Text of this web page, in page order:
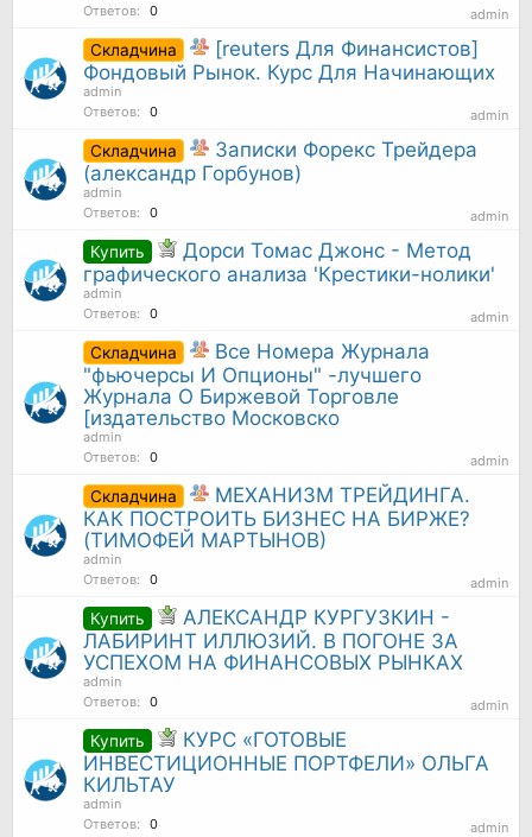
Ответов:
0 admin
Складчина
[reuters Для Финансистов]
Фондовый Рынок. Курс Для Начинающих
admin
Ответов:
0 admin
Складчина
Записки Форекс Трейдера
(александр Горбунов)
admin
Ответов:
0 admin
Купить
Дорси Томас Джонс - Метод
графического анализа 'Крестики-нолики'
admin
Ответов:
0 admin
Складчина
Все Номера Журнала
"фьючерсы И Опционы" -лучшего
Журнала О Биржевой Торговле
[издательство Московско
admin
Ответов:
0 admin
Складчина
МЕХАНИЗМ ТРЕЙДИНГА.
КАК ПОСТРОИТЬ БИЗНЕС НА БИРЖЕ?
(ТИМОФЕЙ МАРТЫНОВ)
admin
Ответов:
0 admin
Купить
АЛЕКСАНДР КУРГУЗКИН -
ЛАБИРИНТ ИЛЛЮЗИЙ. В ПОГОНЕ ЗА
УСПЕХОМ НА ФИНАНСОВЫХ РЫНКАХ
admin
Ответов:
0 admin
Купить
КУРС «ГОТОВЫЕ
ИНВЕСТИЦИОННЫЕ ПОРТФЕЛИ» ОЛЬГА
КИЛЬТАУ
admin
Ответов:
0 admin